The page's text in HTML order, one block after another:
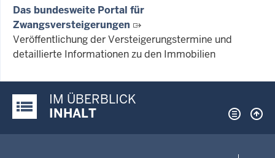
Das bundesweite Portal für
Zwangsversteigerungen
Veröffentlichung der Versteigerungstermine und
detaillierte Informationen zu den Immobilien
Justiz-Portal im Überblick:
IM ÜBERBLICK
INHALT